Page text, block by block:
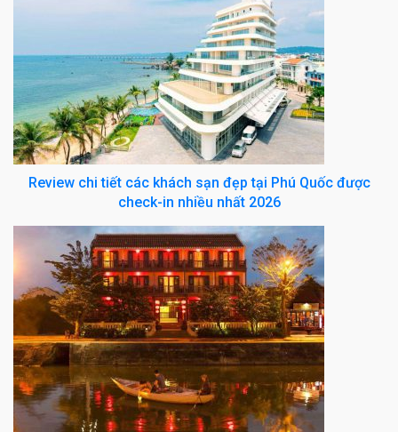
Review chi tiết các khách sạn đẹp tại Phú Quốc được
check-in nhiều nhất 2026